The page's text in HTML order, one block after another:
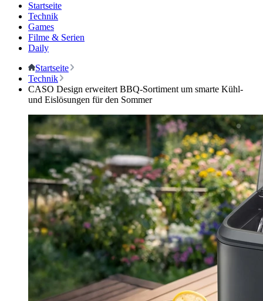
Startseite
Technik
Games
Filme & Serien
Daily
Startseite
Technik
CASO Design erweitert BBQ-Sortiment um smarte Kühl-
und Eislösungen für den Sommer